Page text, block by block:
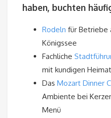
haben, buchten
Rodeln für Betriebe
Königssee
Fachliche
mit kundigen
Das Mozart Dinner
Ambiente bei
Menü